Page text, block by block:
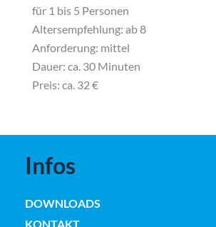
für 1 bis 5 Personen
Altersempfehlung: ab 8
Anforderung: mittel
Dauer: ca. 30 Minuten
Preis: ca. 32 €
Infos
DOWNLOADS
KONTAKT